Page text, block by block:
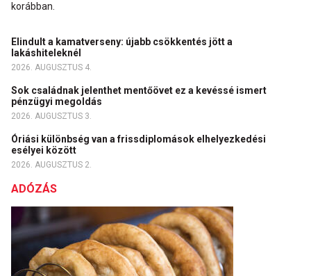
korábban.
Elindult a kamatverseny: újabb csökkentés jött a
lakáshiteleknél
2026. AUGUSZTUS 4.
Sok családnak jelenthet mentőövet ez a kevéssé ismert
pénzügyi megoldás
2026. AUGUSZTUS 3.
Óriási különbség van a frissdiplomások elhelyezkedési
esélyei között
2026. AUGUSZTUS 2.
ADÓZÁS